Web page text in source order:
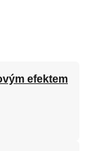
efektem